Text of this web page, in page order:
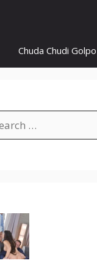
Chuda Chudi Golpo